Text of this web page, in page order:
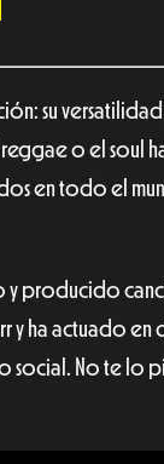
su
o el soul
en todo el
y producido
y ha actuado
social. No te lo